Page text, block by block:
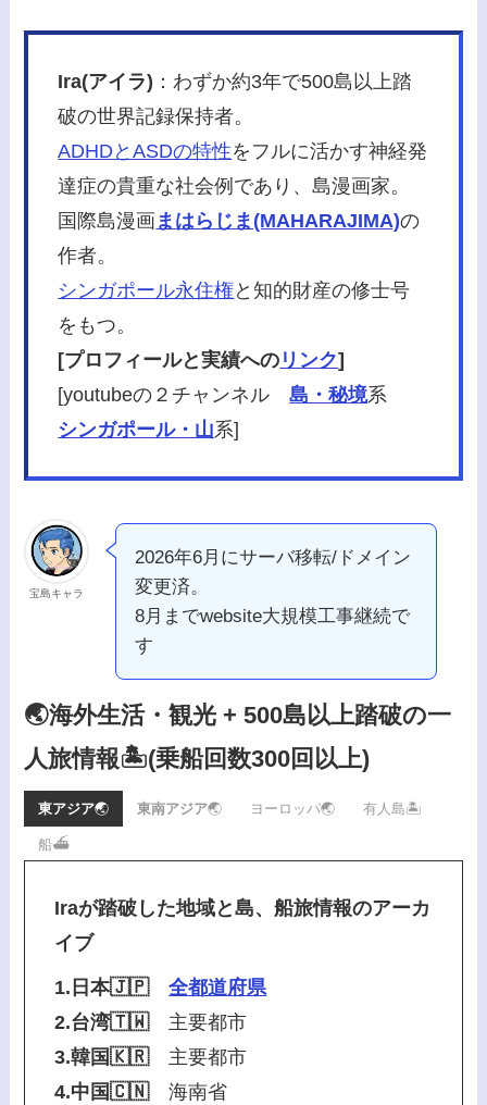
Ira(アイラ) ：わずか約3年で500島以上踏
破の世界記録保持者。
ADHDとASDの特性をフルに活かす神経発
達症の貴重な社会例であり、島漫画家。
国際島漫画まはらじま(MAHARAJIMA)の
作者。
シンガポール永住権と知的財産の修士号
をもつ。
[プロフィールと実績への リンク]
[youtubeの２チャンネル島・秘境系
シンガポール・山系]
宝島キャラ
2026年6月にサーバ移転/ドメイン
変更済。
8月までwebsite大規模工事継続で
す
🌏海外生活・観光 + 500島以上踏破の一
人旅情報🏝️(乗船回数300回以上)
東アジア🌏 東南アジア🌏 ヨーロッパ🌏 有人島🏝️
船⛴️
Iraが踏破した地域と島、船旅情報のアーカ
イブ
1.日本🇯🇵
全都道府県
2.台湾🇹🇼主要都市
3.韓国🇰🇷主要都市
4.中国🇨🇳海南省